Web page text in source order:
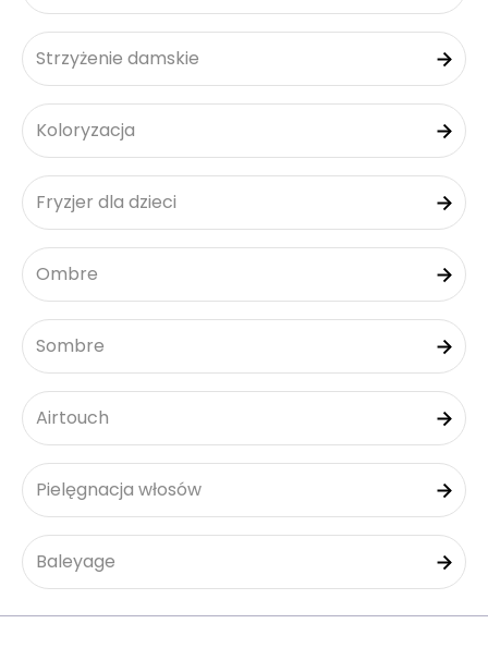
Strzyżenie damskie
Koloryzacja
Fryzjer dla dzieci
Ombre
Sombre
Airtouch
Pielęgnacja włosów
Baleyage